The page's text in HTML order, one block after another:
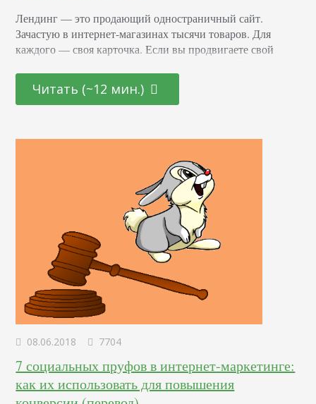
Лендинг — это продающий одностраничный сайт.
Зачастую в интернет-магазинах тысячи товаров. Для
каждого — своя карточка. Если вы продвигаете свой
хотите привлечь внимание аудитории к одному
конкретному товару, не теряя трафик на другие разделы
Читать (~12 мин.)
08.06.2018 7704
7 социальных пруфов в интернет-маркетинге:
как их использовать для повышения